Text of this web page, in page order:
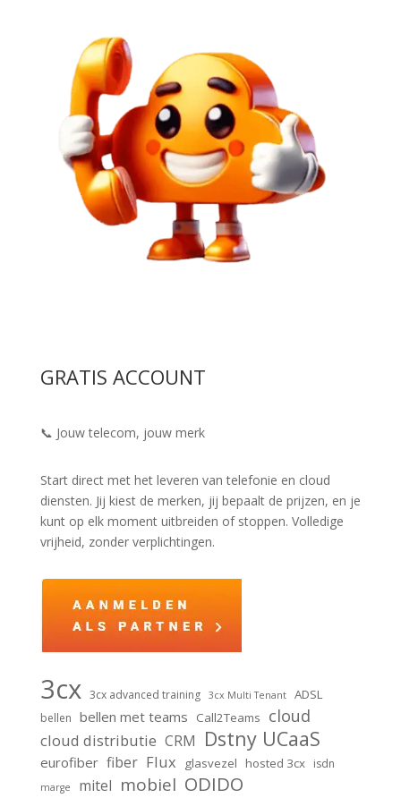
GRATIS ACCOUNT
📞 Jouw telecom, jouw merk
Start direct met het leveren van telefonie en cloud
diensten. Jij kiest de merken, jij bepaalt de prijzen, en je
kunt op elk moment uitbreiden of stoppen. Volledige
vrijheid, zonder verplichtingen.
3cx 3cx advanced training 3cx Multi Tenant ADSL
bellen bellen met teams Call2Teams cloud
cloud distributie CRM Dstny UCaaS
eurofiber fiber Flux glasvezel hosted 3cx isdn
marge mitel mobiel ODIDO